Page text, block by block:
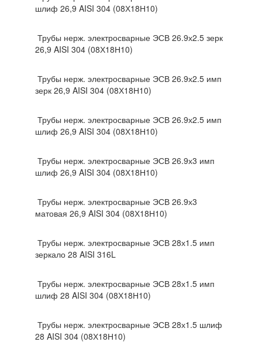
шлиф 26,9 AISI 304 (08Х18Н10)
Трубы нерж. электросварные ЭСВ 26.9х2.5 зерк
26,9 AISI 304 (08Х18Н10)
Трубы нерж. электросварные ЭСВ 26.9х2.5 имп
зерк 26,9 AISI 304 (08Х18Н10)
Трубы нерж. электросварные ЭСВ 26.9х2.5 имп
шлиф 26,9 AISI 304 (08Х18Н10)
Трубы нерж. электросварные ЭСВ 26.9х3 имп
шлиф 26,9 AISI 304 (08Х18Н10)
Трубы нерж. электросварные ЭСВ 26.9х3
матовая 26,9 AISI 304 (08Х18Н10)
Трубы нерж. электросварные ЭСВ 28х1.5 имп
зеркало 28 AISI 316L
Трубы нерж. электросварные ЭСВ 28х1.5 имп
шлиф 28 AISI 304 (08Х18Н10)
Трубы нерж. электросварные ЭСВ 28х1.5 шлиф
28 AISI 304 (08Х18Н10)